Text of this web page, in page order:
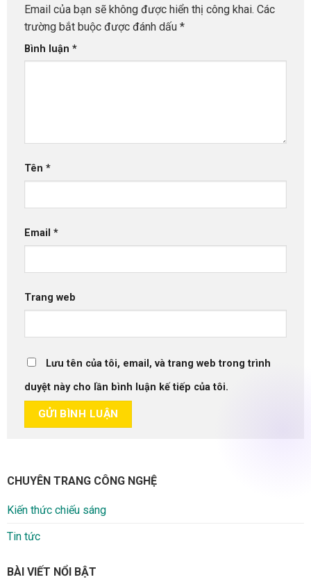
Email của bạn sẽ không được hiển thị công khai. Các
trường bắt buộc được đánh dấu *
Bình luận *
Tên *
Email *
Trang web
Lưu tên của tôi, email, và trang web trong trình
duyệt này cho lần bình luận kế tiếp của tôi.
CHUYÊN TRANG CÔNG NGHỆ
Kiến thức chiếu sáng
Tin tức
BÀI VIẾT NỔI BẬT